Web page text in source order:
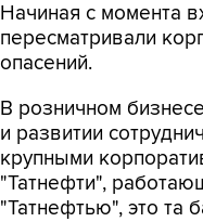
Начиная с момента
пересматривали
опасений.
В розничном
и развитии
крупными
"Татнефти",
"Татнефтью", это та